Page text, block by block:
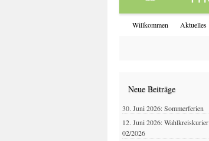
Willkommen Aktuelles
Neue Beiträge
30. Juni 2026: Sommerferien
12. Juni 2026: Wahlkreiskurier
02/2026